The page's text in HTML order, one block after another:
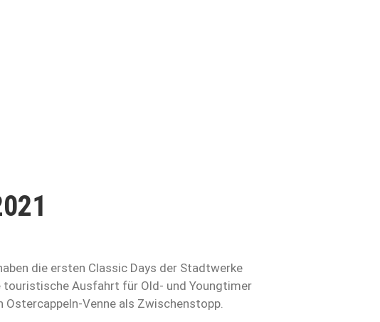
die ersten Classic Days der Stadtwerke
Ausfahrt für Old- und Youngtimer
Ostercappeln-Venne als Zwischenstopp.